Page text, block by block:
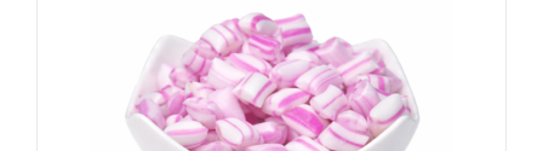
mehrere
Varianten
auf.
Die